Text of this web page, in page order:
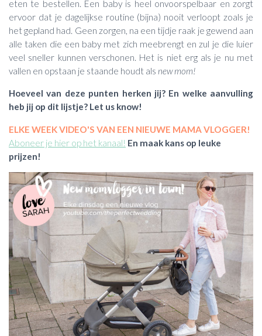
eten te bestellen. Een baby is heel onvoorspelbaar en zorgt
ervoor dat je dagelijkse routine (bijna) nooit verloopt zoals je
het gepland had. Geen zorgen, na een tijdje raak je gewend aan
alle taken die een baby met zich meebrengt en zul je die luier
veel sneller kunnen verschonen. Het is niet erg als je nu met
vallen en opstaan je staande houdt als new mom!
Hoeveel van deze punten herken jij? En welke aanvulling
heb jij op dit lijstje? Let us know!
ELKE WEEK VIDEO'S VAN EEN NIEUWE MAMA VLOGGER!
Aboneer je hier op het kanaal! En maak kans op leuke
prijzen!